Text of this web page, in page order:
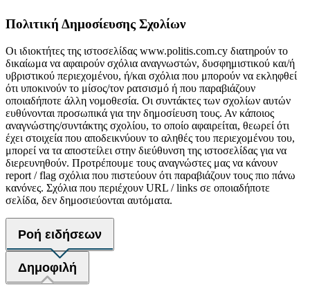
Πολιτική Δημοσίευσης Σχολίων
Οι ιδιοκτήτες της ιστοσελίδας www.politis.com.cy διατηρούν το
δικαίωμα να αφαιρούν σχόλια αναγνωστών, δυσφημιστικού και/ή
υβριστικού περιεχομένου, ή/και σχόλια που μπορούν να εκληφθεί
ότι υποκινούν το μίσος/τον ρατσισμό ή που παραβιάζουν
οποιαδήποτε άλλη νομοθεσία. Οι συντάκτες των σχολίων αυτών
ευθύνονται προσωπικά για την δημοσίευση τους. Αν κάποιος
αναγνώστης/συντάκτης σχολίου, το οποίο αφαιρείται, θεωρεί ότι
έχει στοιχεία που αποδεικνύουν το αληθές του περιεχομένου του,
μπορεί να τα αποστείλει στην διεύθυνση της ιστοσελίδας για να
διερευνηθούν. Προτρέπουμε τους αναγνώστες μας να κάνουν
report / flag σχόλια που πιστεύουν ότι παραβιάζουν τους πιο πάνω
κανόνες. Σχόλια που περιέχουν URL / links σε οποιαδήποτε
σελίδα, δεν δημοσιεύονται αυτόματα.
Ροή ειδήσεων
Δημοφιλή